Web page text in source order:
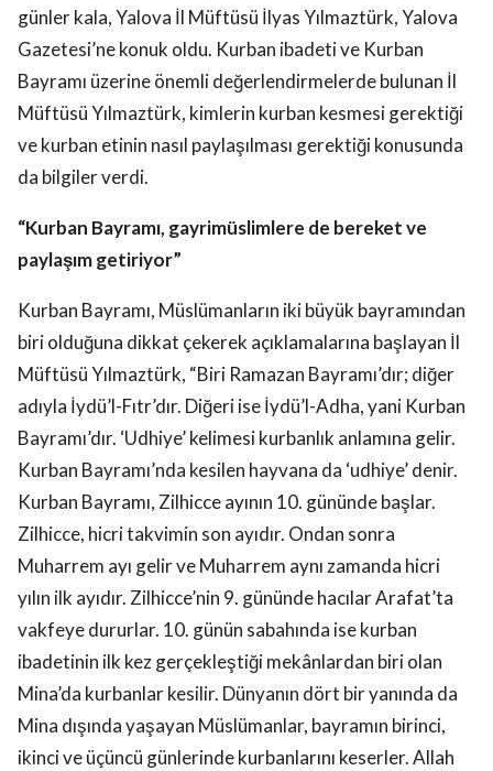
günler kala, Yalova İl Müftüsü İlyas Yılmaztürk, Yalova
Gazetesi’ne konuk oldu. Kurban ibadeti ve Kurban
Bayramı üzerine önemli değerlendirmelerde bulunan İl
Müftüsü Yılmaztürk, kimlerin kurban kesmesi gerektiği
ve kurban etinin nasıl paylaşılması gerektiği konusunda
da bilgiler verdi.
“Kurban Bayramı, gayrimüslimlere de bereket ve
paylaşım getiriyor”
Kurban Bayramı, Müslümanların iki büyük bayramından
biri olduğuna dikkat çekerek açıklamalarına başlayan İl
Müftüsü Yılmaztürk, “Biri Ramazan Bayramı’dır; diğer
adıyla İydü’l-Fıtr’dır. Diğeri ise İydü’l-Adha, yani Kurban
Bayramı’dır. ‘Udhiye’ kelimesi kurbanlık anlamına gelir.
Kurban Bayramı’nda kesilen hayvana da ‘udhiye’ denir.
Kurban Bayramı, Zilhicce ayının 10. gününde başlar.
Zilhicce, hicri takvimin son ayıdır. Ondan sonra
Muharrem ayı gelir ve Muharrem aynı zamanda hicri
yılın ilk ayıdır. Zilhicce’nin 9. gününde hacılar Arafat’ta
vakfeye dururlar. 10. günün sabahında ise kurban
ibadetinin ilk kez gerçekleştiği mekânlardan biri olan
Mina’da kurbanlar kesilir. Dünyanın dört bir yanında da
Mina dışında yaşayan Müslümanlar, bayramın birinci,
ikinci ve üçüncü günlerinde kurbanlarını keserler. Allah